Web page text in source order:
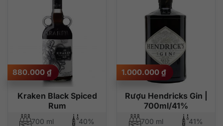
Kraken Black Spiced
Rum
880.000 ₫
700 ml 40%
Rượu Hendricks Gin |
700ml/41%
1.000.000 ₫
700 ml 41%